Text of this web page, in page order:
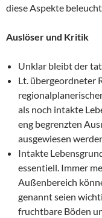
diese Aspekte
Auslöser und Kritik
Unklar bleibt der
Lt. übergeordneter
als noch intakte
eng begrenzten
ausgewiesen
Intakte
essentiell. Immer
Außenbereich
genannt seien
fruchtbare Böden